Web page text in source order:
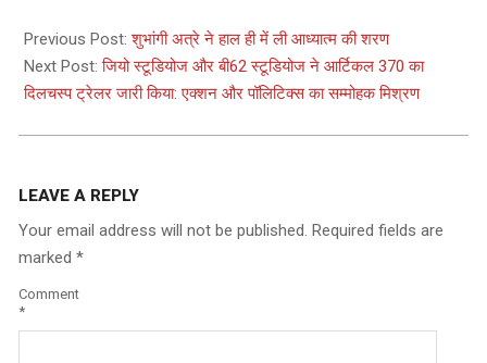
02-
08
Previous Post:शुभांगी अत्रे ने हाल ही में ली आध्यात्म की शरण
Next Post:जियो स्टूडियोज और बी62 स्टूडियोज ने आर्टिकल 370 का
दिलचस्प ट्रेलर जारी किया: एक्शन और पॉलिटिक्स का सम्मोहक मिश्रण
LEAVE A REPLY
Your email address will not be published. Required fields are
marked *
Comment
*